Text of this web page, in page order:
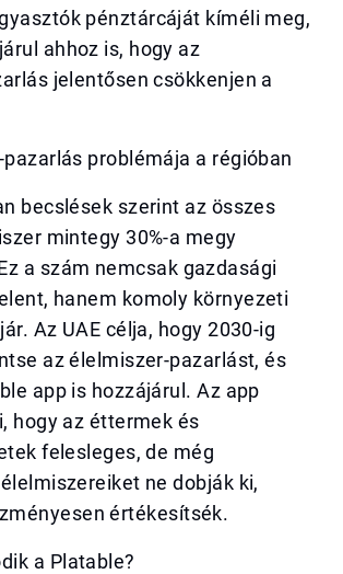
pénztárcáját kíméli meg,
ahhoz is, hogy az
jelentősen csökkenjen a
problémája a régióban
becslések szerint az összes
mintegy 30%-a megy
a szám nemcsak gazdasági
hanem komoly környezeti
Az UAE célja, hogy 2030-ig
az élelmiszer-pazarlást, és
app is hozzájárul. Az app
hogy az éttermek és
felesleges, de még
ne dobják ki,
értékesítsék.
a Platable?